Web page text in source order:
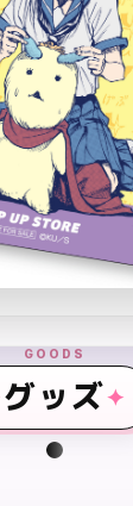
GOODS
グッズ